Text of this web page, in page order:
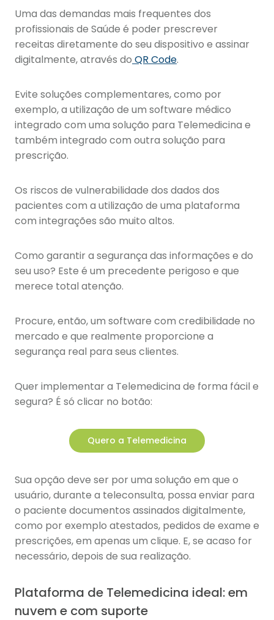
Uma das demandas mais frequentes dos
profissionais de Saúde é poder prescrever
receitas diretamente do seu dispositivo e assinar
digitalmente, através do QR Code.
Evite soluções complementares, como por
exemplo, a utilização de um software médico
integrado com uma solução para Telemedicina e
também integrado com outra solução para
prescrição.
Os riscos de vulnerabilidade dos dados dos
pacientes com a utilização de uma plataforma
com integrações são muito altos.
Como garantir a segurança das informações e do
seu uso? Este é um precedente perigoso e que
merece total atenção.
Procure, então, um software com credibilidade no
mercado e que realmente proporcione a
segurança real para seus clientes.
Quer implementar a Telemedicina de forma fácil e
segura? É só clicar no botão:
Quero a Telemedicina
Sua opção deve ser por uma solução em que o
usuário, durante a teleconsulta, possa enviar para
o paciente documentos assinados digitalmente,
como por exemplo atestados, pedidos de exame e
prescrições, em apenas um clique. E, se acaso for
necessário, depois de sua realização.
Plataforma de Telemedicina ideal: em
nuvem e com suporte